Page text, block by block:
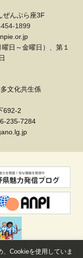
ぜんぷら座3F
1899
日～金曜日）、第１
文化共生係
692-2
235-7284
Cookieを使用していま